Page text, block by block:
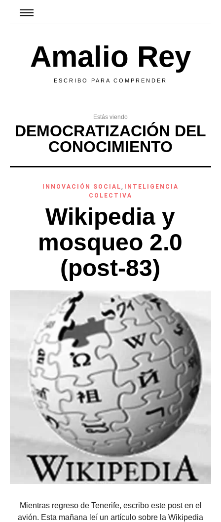
Amalio Rey
ESCRIBO PARA COMPRENDER
Estás viendo
DEMOCRATIZACIÓN DEL
CONOCIMIENTO
INNOVACIÓN SOCIAL,
INTELIGENCIA
COLECTIVA
Wikipedia y
mosqueo 2.0
(post-83)
Mientras regreso de Tenerife, escribo este post en el
avión. Esta mañana leí un artículo sobre la Wikipedia